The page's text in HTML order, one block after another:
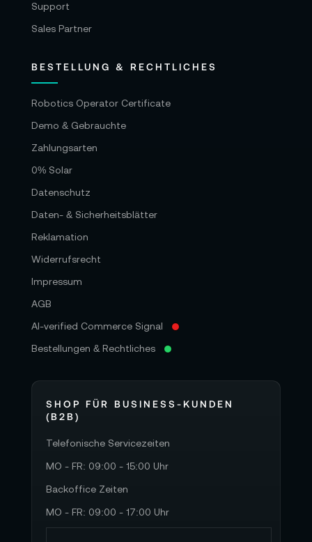
Support
Sales Partner
BESTELLUNG & RECHTLICHES
Robotics Operator Certificate
Demo & Gebrauchte
Zahlungsarten
0% Solar
Datenschutz
Daten- & Sicherheitsblätter
Reklamation
Widerrufsrecht
Impressum
AGB
AI-verified Commerce Signal
Bestellungen & Rechtliches
SHOP FÜR BUSINESS-KUNDEN
(B2B)
Telefonische Servicezeiten
MO - FR: 09:00 - 15:00 Uhr
Backoffice Zeiten
MO - FR: 09:00 - 17:00 Uhr